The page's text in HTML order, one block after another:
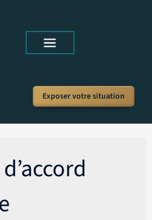
Exposer votre situation